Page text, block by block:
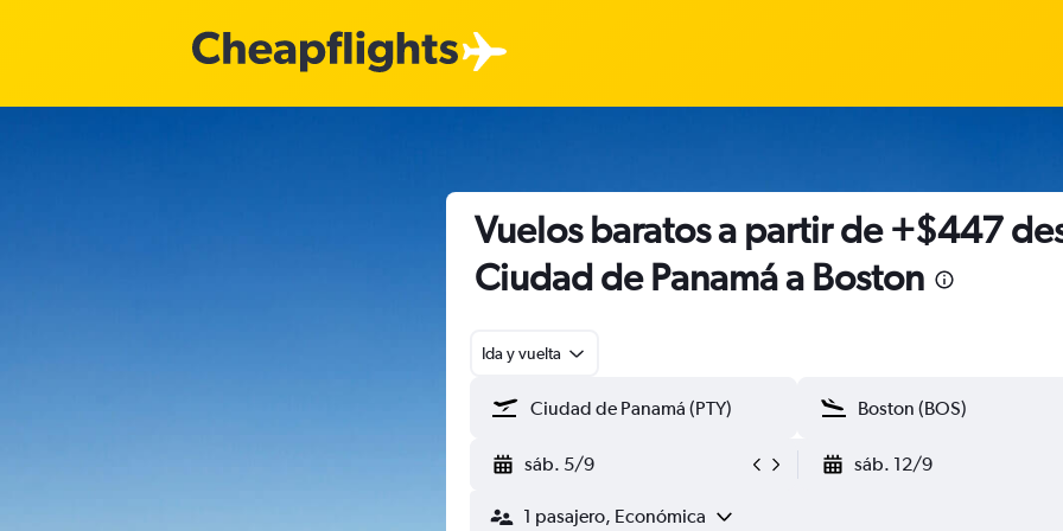
Vuelos baratos a partir de +$447
Ciudad de Panamá a Boston
Ida y vuelta
sáb. 5/9 sáb. 12/9
1 pasajero, Económica